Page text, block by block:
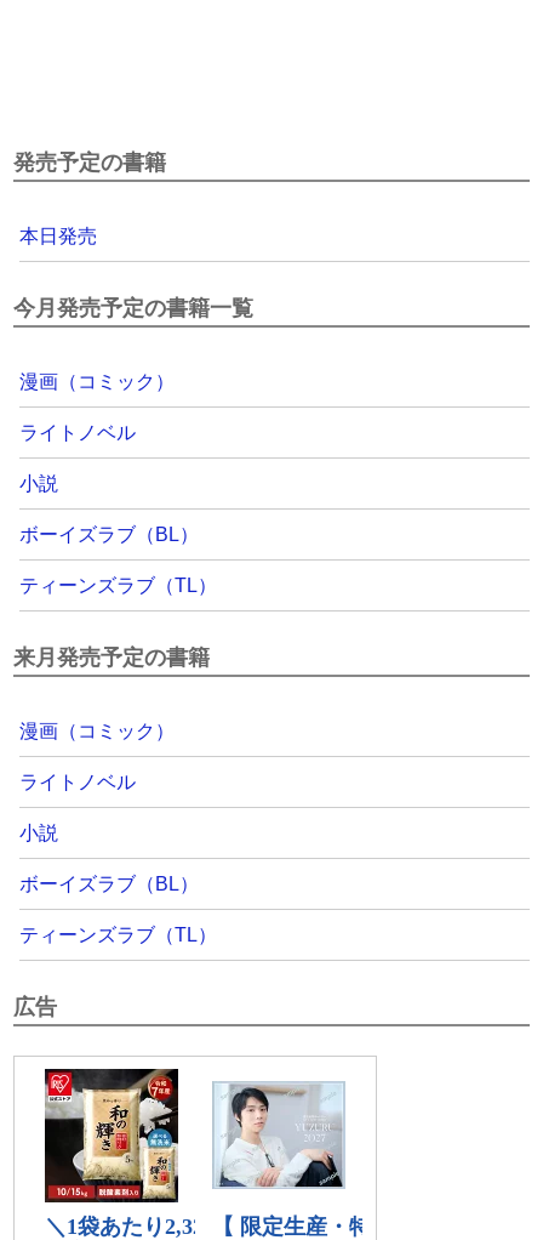
発売予定の書籍
本日発売
今月発売予定の書籍一覧
漫画（コミック）
ライトノベル
小説
ボーイズラブ（BL）
ティーンズラブ（TL）
来月発売予定の書籍
漫画（コミック）
ライトノベル
小説
ボーイズラブ（BL）
ティーンズラブ（TL）
広告